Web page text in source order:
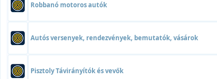
Robbanó motoros autók
Autós versenyek, rendezvények, bemutatók, vásárok
Pisztoly Távirányítók és vevők